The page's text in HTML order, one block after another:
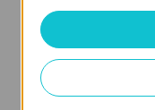
New Features&
1. Optimized
2. Added support for
3. Optimized
4. Optimized device
5. Added support